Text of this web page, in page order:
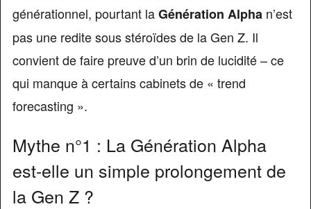
générationnel, pourtant laGénération Alpha n’est
pas une redite sous stéroïdes de la Gen Z. Il
convient de faire preuve d’un brin de lucidité – ce
qui manque à certains cabinets de « trend
forecasting ».
Mythe n°1 : La Génération Alpha
est-elle un simple prolongement de
la Gen Z ?